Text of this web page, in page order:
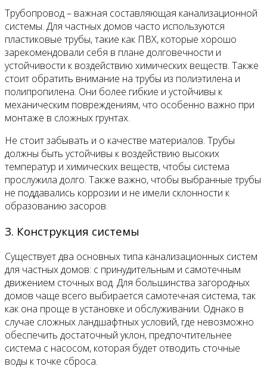
Трубопровод – важная составляющая канализационной
системы. Для частных домов часто используются
пластиковые трубы, такие как ПВХ, которые хорошо
зарекомендовали себя в плане долговечности и
устойчивости к воздействию химических веществ. Также
стоит обратить внимание на трубы из полиэтилена и
полипропилена. Они более гибкие и устойчивы к
механическим повреждениям, что особенно важно при
монтаже в сложных грунтах.
Не стоит забывать и о качестве материалов. Трубы
должны быть устойчивы к воздействию высоких
температур и химических веществ, чтобы система
прослужила долго. Также важно, чтобы выбранные трубы
не поддавались коррозии и не имели склонности к
образованию засоров.
3. Конструкция системы
Существует два основных типа канализационных систем
для частных домов: с принудительным и самотечным
движением сточных вод. Для большинства загородных
домов чаще всего выбирается самотечная система, так
как она проще в установке и обслуживании. Однако в
случае сложных ландшафтных условий, где невозможно
обеспечить достаточный уклон, предпочтительнее
система с насосом, которая будет отводить сточные
воды к точке сброса.